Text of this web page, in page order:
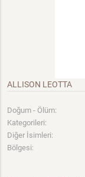
ALLISON LEOTTA
Doğum - Ölüm:
Kategorileri:
Diğer İsimleri:
Bölgesi: